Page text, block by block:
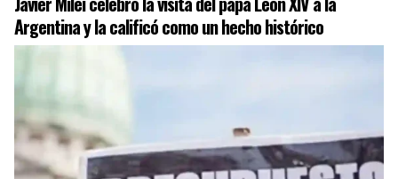
Argentina y la calificó como un hecho histórico